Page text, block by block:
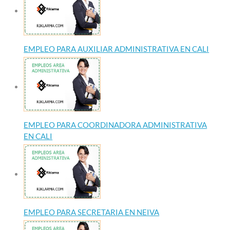
EMPLEO PARA AUXILIAR ADMINISTRATIVA EN CALI
EMPLEO PARA COORDINADORA ADMINISTRATIVA
EN CALI
EMPLEO PARA SECRETARIA EN NEIVA